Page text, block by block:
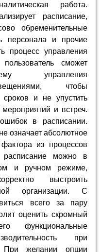
работа.
расписание,
обременительные
персонала и прочие
процесс управления
сможет
управления
чтобы
сроков и не упустить
и встреч.
в расписании.
означает абсолютное
из процессов
расписание можно в
и ручном режиме,
выстроить
организации. С
всего за пару
оценить скромный
функциональные
при
При желании опции